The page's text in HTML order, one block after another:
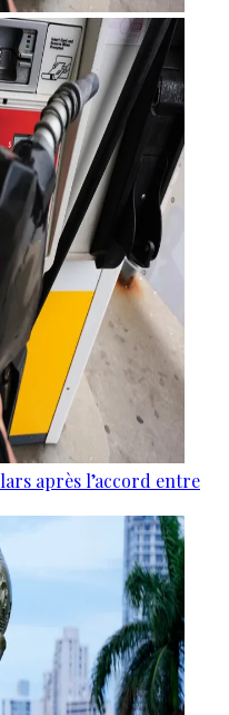
après l’accord entre